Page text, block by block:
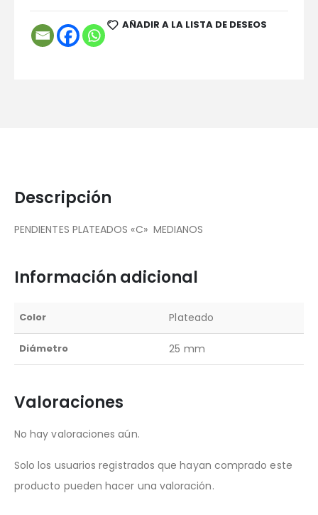
AÑADIR A LA LISTA DE DESEOS
Descripción
PENDIENTES PLATEADOS «C» MEDIANOS
Información adicional
Color Plateado
Diámetro 25 mm
Valoraciones
No hay valoraciones aún.
Solo los usuarios registrados que hayan comprado este
producto pueden hacer una valoración.